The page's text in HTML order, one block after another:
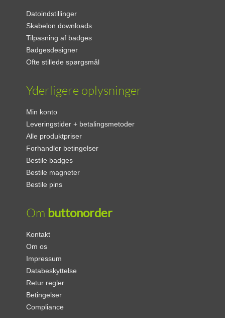
Datoindstillinger
Skabelon downloads
Tilpasning af badges
Badgesdesigner
Ofte stillede spørgsmål
Yderligere oplysninger
Min konto
Leveringstider + betalingsmetoder
Alle produktpriser
Forhandler betingelser
Bestile badges
Bestile magneter
Bestile pins
Om buttonorder
Kontakt
Om os
Impressum
Databeskyttelse
Retur regler
Betingelser
Compliance